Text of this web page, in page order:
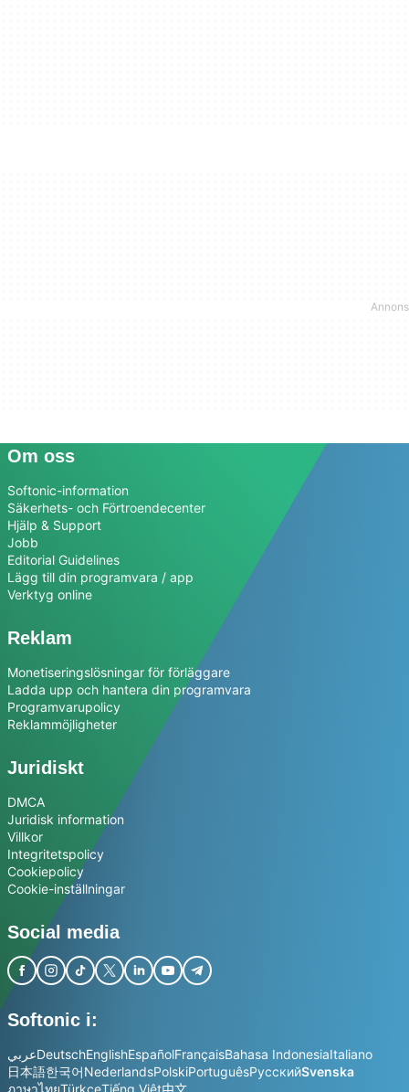
Om oss
Softonic-information
Säkerhets- och Förtroendecenter
Hjälp & Support
Jobb
Editorial Guidelines
Lägg till din programvara / app
Verktyg online
Reklam
Monetiseringslösningar för förläggare
Ladda upp och hantera din programvara
Programvarupolicy
Reklammöjligheter
Juridiskt
DMCA
Juridisk information
Villkor
Integritetspolicy
Cookiepolicy
Cookie-inställningar
Social media
Softonic i:
عربيDeutschEnglishEspañolFrançaisBahasa IndonesiaItaliano
日本語한국어NederlandsPolskiPortuguêsРусскийSvenska